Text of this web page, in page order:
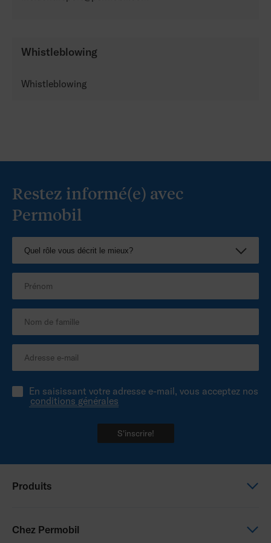
Whistleblowing
Whistleblowing
Restez informé(e) avec
Permobil
En saisissant votre adresse e-mail, vous acceptez nos
conditions générales
S'inscrire!
Produits
Chez Permobil